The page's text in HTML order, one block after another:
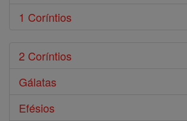
1 Coríntios
2 Coríntios
Gálatas
Efésios